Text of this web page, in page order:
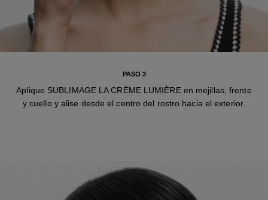
PASO 3
Aplique SUBLIMAGE LA CRÈME LUMIÈRE en mejillas, frente
y cuello y alise desde el centro del rostro hacia el exterior.